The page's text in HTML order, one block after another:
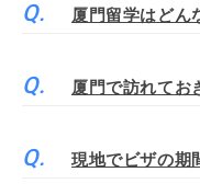
厦門留学はどん
厦門で訪れてお
現地でビザの期